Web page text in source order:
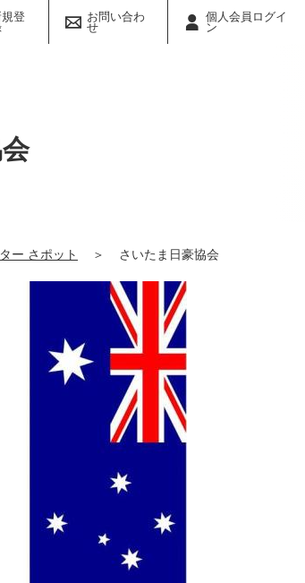
規登
お問い合わ
せ
個人会員ログイ
ン
ー さポット ＞ さいたま日豪協会